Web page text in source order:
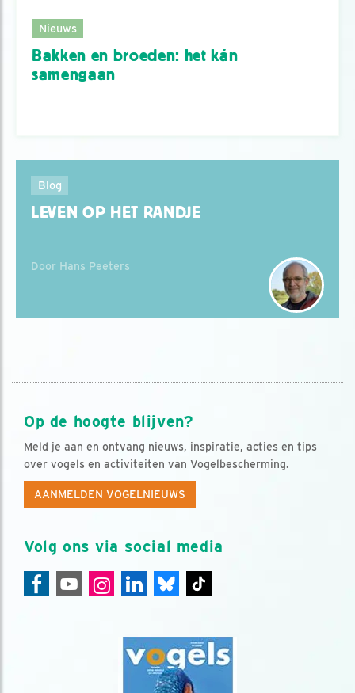
Nieuws
Bakken en broeden: het kán
samengaan
Blog
LEVEN OP HET RANDJE
Door Hans Peeters
Op de hoogte blijven?
Meld je aan en ontvang nieuws, inspiratie, acties en tips
over vogels en activiteiten van Vogelbescherming.
AANMELDEN VOGELNIEUWS
Volg ons via social media